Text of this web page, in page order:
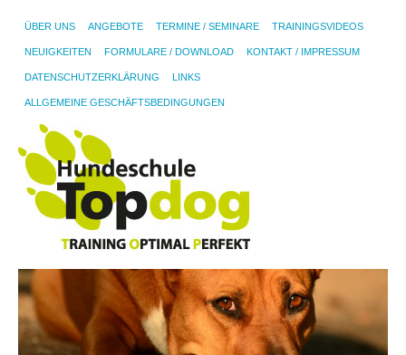
ÜBER UNS ANGEBOTE TERMINE / SEMINARE TRAININGSVIDEOS
NEUIGKEITEN FORMULARE / DOWNLOAD KONTAKT / IMPRESSUM
DATENSCHUTZERKLÄRUNG LINKS
ALLGEMEINE GESCHÄFTSBEDINGUNGEN